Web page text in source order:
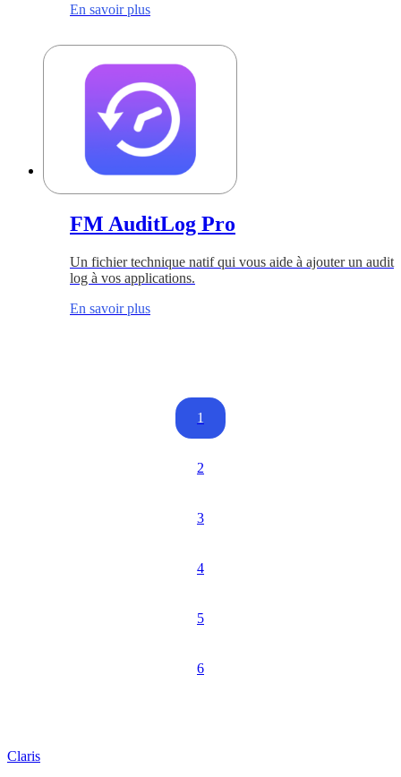
En savoir plus
FM AuditLog Pro
Un fichier technique natif qui vous aide à ajouter un audit
log à vos applications.
En savoir plus
1
2
3
4
5
6
Claris